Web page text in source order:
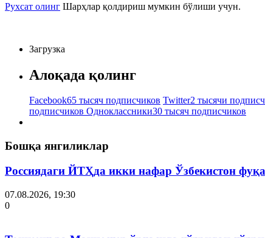
Рухсат олинг Шарҳлар қолдириш мумкин бўлиши учун.
Загрузка
Алоқада қолинг
Facebook65 тысяч подписчиков Twitter2 тысячи
подписчиков Одноклассники30 тысяч подписчиков
Бошқа янгиликлар
Россиядаги ЙТҲда икки нафар Ўзбекистон
07.08.2026, 19:30
0